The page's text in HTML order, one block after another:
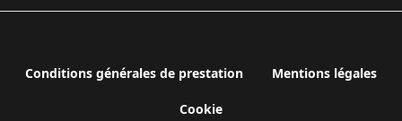
Conditions générales de prestation Mentions légales
Cookie